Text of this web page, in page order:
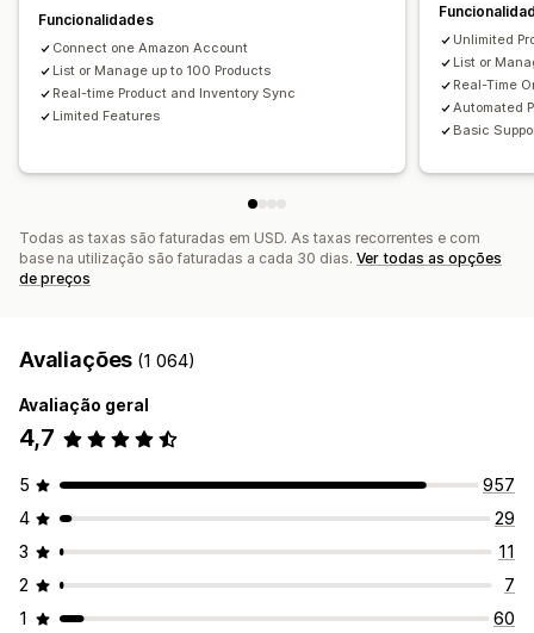
Sincronização de inventário
Regras personalizadas
Relatórios de erros
Alertas de inventário
Alertas de stock baixo
Importação e exportação de dados
Métricas de desempenho
Funcionalidades
Connect one Amazon Account
List or Manage up to 100 Products
Real-time Product and Inventory Sync
Limited Features
Unlimited
List or
Real-Time
Automated
Basic
Todas as taxas são faturadas em USD. As taxas recorrentes e com
base na utilização são faturadas a cada 30 dias. Ver todas as opções
de preços
Avaliações (1 064)
Avaliação geral
4,7
5
957
4
29
3
11
2
7
1
60